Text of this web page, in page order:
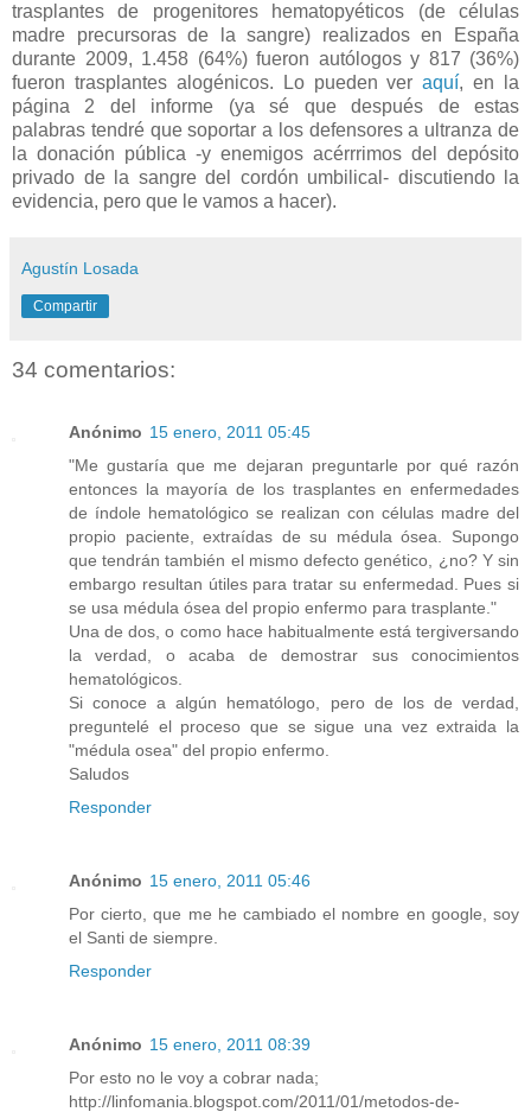
trasplantes de progenitores hematopyéticos (de células
madre precursoras de la sangre) realizados en España
durante 2009, 1.458 (64%) fueron autólogos y 817 (36%)
fueron trasplantes alogénicos. Lo pueden veraquí, en la
página 2 del informe (ya sé que después de estas
palabras tendré que soportar a los defensores a ultranza de
la donación pública -y enemigos acérrrimos del depósito
privado de la sangre del cordón umbilical- discutiendo la
evidencia, pero que le vamos a hacer).
Agustín Losada
Compartir
34 comentarios:
Anónimo 15 enero, 2011 05:45
"Me gustaría que me dejaran preguntarle por qué razón
entonces la mayoría de los trasplantes en enfermedades
de índole hematológico se realizan con células madre del
propio paciente, extraídas de su médula ósea. Supongo
que tendrán también el mismo defecto genético, ¿no? Y sin
embargo resultan útiles para tratar su enfermedad. Pues si
se usa médula ósea del propio enfermo para trasplante."
Una de dos, o como hace habitualmente está tergiversando
la verdad, o acaba de demostrar sus conocimientos
hematológicos.
Si conoce a algún hematólogo, pero de los de verdad,
preguntelé el proceso que se sigue una vez extraida la
"médula osea" del propio enfermo.
Saludos
Responder
Anónimo 15 enero, 2011 05:46
Por cierto, que me he cambiado el nombre en google, soy
el Santi de siempre.
Responder
Anónimo 15 enero, 2011 08:39
Por esto no le voy a cobrar nada;
http://linfomania.blogspot.com/2011/01/metodos-de-